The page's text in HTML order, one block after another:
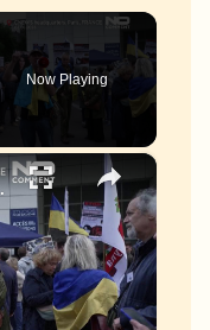
Now Playing
×
influence